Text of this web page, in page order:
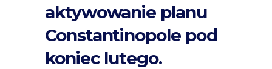
aktywowanie planu
Constantinopole pod
koniec lutego.